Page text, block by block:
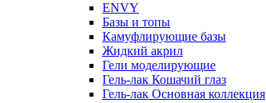
ENVY
Базы и топы
Камуфлирующие базы
Жидкий акрил
Гели моделирующие
Гель-лак Кошачий глаз
Гель-лак Основная коллекция